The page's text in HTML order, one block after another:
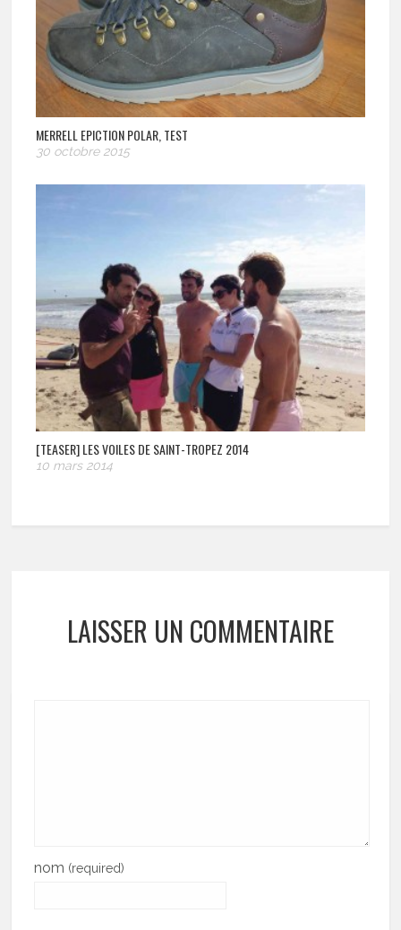
MERRELL EPICTION POLAR, TEST
30 octobre 2015
[TEASER] LES VOILES DE SAINT-TROPEZ 2014
10 mars 2014
LAISSER UN COMMENTAIRE
nom (required)